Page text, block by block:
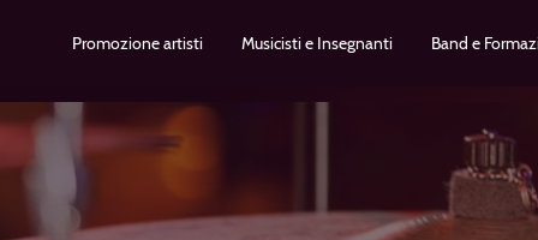
Promozione artisti Musicisti e Insegnanti Band e